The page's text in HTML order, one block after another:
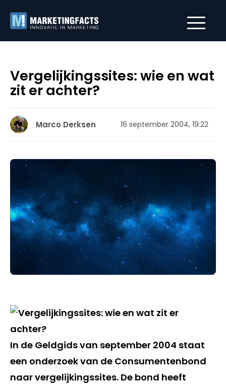
Vergelijkingssites: wie en wat
zit er achter?
Marco Derksen 16 september 2004, 19:22
In de Geldgids van september 2004 staat
een onderzoek van de Consumentenbond
naar vergelijkingssites. De bond heeft